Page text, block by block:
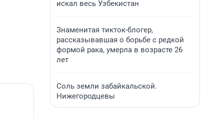
искал весь Узбекистан
Знаменитая тикток-блогер,
рассказывавшая о борьбе с редкой
формой рака, умерла в возрасте 26
лет
Соль земли забайкальской.
Нижегородцевы